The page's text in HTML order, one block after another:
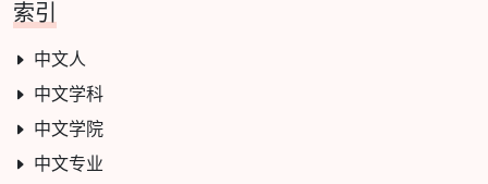
索引
中文人
中文学科
中文学院
中文专业